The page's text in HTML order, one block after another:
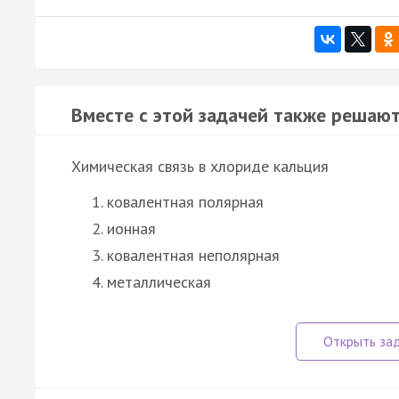
Вместе с этой задачей также
Химическая связь в хлориде кальция
ковалентная полярная
ионная
ковалентная неполярная
металлическая